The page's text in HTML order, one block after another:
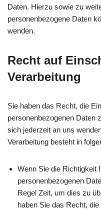
Daten. Hierzu sowie zu
personenbezogene Daten
wenden.
Recht auf
Verarbeitung
Sie haben das Recht, die
personenbezogenen Daten
sich jederzeit an uns
Verarbeitung besteht in
Wenn Sie die Richtigkeit
personenbezogenen
Regel Zeit, um dies zu
haben Sie das Recht,